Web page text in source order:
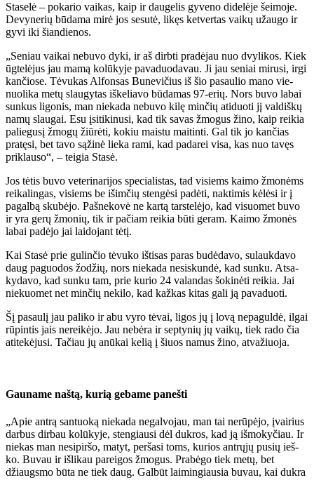
Sta­se­lė – po­ka­rio vai­kas, kaip ir dau­ge­lis gy­ve­no di­de­lė­je šei­mo­je.
De­vy­ne­rių bū­da­ma mi­rė jos se­su­tė, li­kęs ket­ver­tas vai­kų už­au­go ir
gy­vi iki šian­die­nos.
„Se­niau vai­kai ne­bu­vo dy­ki, ir aš dirb­ti pra­dė­jau nuo dvy­li­kos. Kiek
ūg­te­lė­jus jau ma­mą ko­lū­ky­je pa­va­duo­da­vau. Ji jau se­niai mi­ru­si, ir­gi
kan­čio­se. Tė­vu­kas Al­fon­sas Bu­ne­vi­čius iš šio pa­sau­lio ma­no vie­
nuo­li­ka me­tų slau­gy­tas iš­ke­lia­vo bū­da­mas 97-erių. Nors bu­vo la­bai
sun­kus li­go­nis, man nie­ka­da ne­bu­vo ki­lę min­čių ati­duo­ti jį val­diš­kų
na­mų slau­gai. Esu įsi­ti­ki­nu­si, kad tik sa­vas žmo­gus ži­no, kaip rei­kia
pa­lie­gu­sį žmo­gų žiū­rė­ti, ko­kiu mais­tu mai­tin­ti. Gal tik jo kan­čias
pra­tę­si, bet ta­vo są­ži­nė lie­ka ra­mi, kad pa­da­rei vi­sa, kas nuo ta­vęs
pri­klau­so“, – tei­gia Sta­sė.
Jos tė­tis bu­vo ve­te­ri­na­ri­jos spe­cia­lis­tas, tad vi­siems kai­mo žmo­nėms
rei­ka­lin­gas, vi­siems be iš­im­čių sten­gė­si pa­dė­ti, nak­ti­mis kė­lė­si ir į
pa­gal­bą sku­bė­jo. Pa­šne­ko­vė ne kar­tą tars­te­lė­jo, kad vi­suo­met bu­vo
ir yra ge­rų žmo­nių, tik ir pa­čiam rei­kia bū­ti ge­ram. Kai­mo žmo­nės
la­bai pa­dė­jo jai lai­do­jant tė­tį.
Kai Sta­sė prie gu­lin­čio tė­vu­ko iš­ti­sas pa­ras bu­dė­da­vo, su­lauk­da­vo
daug pa­guo­dos žo­džių, nors nie­ka­da ne­si­skun­dė, kad sun­ku. At­sa­
ky­da­vo, kad sun­ku tam, prie ku­rio 24 va­lan­das šo­ki­nė­ti rei­kia. Jai
nie­kuo­met net min­čių ne­ki­lo, kad kaž­kas ki­tas ga­li ją pa­va­duo­ti.
Šį pa­sau­lį jau pa­li­ko ir abu vy­ro tė­vai, li­gos jų į lo­vą ne­pa­gul­dė, il­gai
rū­pin­tis jais ne­rei­kė­jo. Jau ne­bė­ra ir sep­ty­nių jų vai­kų, tiek ra­do čia
ati­te­kė­ju­si. Ta­čiau jų anū­kai ke­lią į šiuos na­mus ži­no, at­va­žiuo­ja.
Gau­na­me naš­tą, ku­rią ge­ba­me pa­neš­ti
„Apie an­trą san­tuo­ką nie­ka­da ne­gal­vo­jau, man tai ne­rū­pė­jo, įvai­rius
dar­bus dir­bau ko­lū­ky­je, sten­giau­si dėl duk­ros, kad ją iš­mo­ky­čiau. Ir
nie­kas man ne­si­pir­šo, ma­tyt, per­ša­si toms, ku­rios ant­rų­jų pu­sių ieš­
ko. Bu­vau ir iš­li­kau pa­rei­gos žmo­gus. Pra­bė­go tiek me­tų, bet
džiaugs­mo bū­ta ne tiek daug. Gal­būt lai­min­giau­sia bu­vau, kai duk­ra